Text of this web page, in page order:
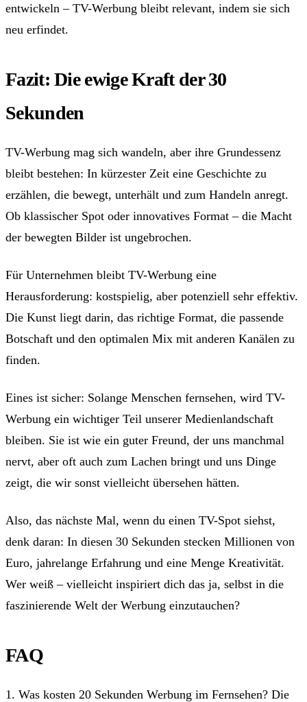
entwickeln – TV-Werbung bleibt relevant, indem sie sich
neu erfindet.
Fazit: Die ewige Kraft der 30
Sekunden
TV-Werbung mag sich wandeln, aber ihre Grundessenz
bleibt bestehen: In kürzester Zeit eine Geschichte zu
erzählen, die bewegt, unterhält und zum Handeln anregt.
Ob klassischer Spot oder innovatives Format – die Macht
der bewegten Bilder ist ungebrochen.
Für Unternehmen bleibt TV-Werbung eine
Herausforderung: kostspielig, aber potenziell sehr effektiv.
Die Kunst liegt darin, das richtige Format, die passende
Botschaft und den optimalen Mix mit anderen Kanälen zu
finden.
Eines ist sicher: Solange Menschen fernsehen, wird TV-
Werbung ein wichtiger Teil unserer Medienlandschaft
bleiben. Sie ist wie ein guter Freund, der uns manchmal
nervt, aber oft auch zum Lachen bringt und uns Dinge
zeigt, die wir sonst vielleicht übersehen hätten.
Also, das nächste Mal, wenn du einen TV-Spot siehst,
denk daran: In diesen 30 Sekunden stecken Millionen von
Euro, jahrelange Erfahrung und eine Menge Kreativität.
Wer weiß – vielleicht inspiriert dich das ja, selbst in die
faszinierende Welt der Werbung einzutauchen?
FAQ
1. Was kosten 20 Sekunden Werbung im Fernsehen? Die